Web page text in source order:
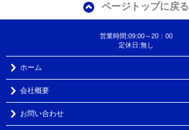
ページトップに戻る
営業時間:09:00～20：00
定休日:無し
ホーム
会社概要
お問い合わせ